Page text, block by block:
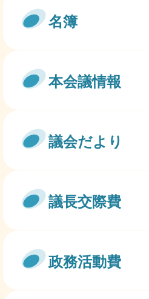
名簿
本会議情報
議会だより
議長交際費
政務活動費